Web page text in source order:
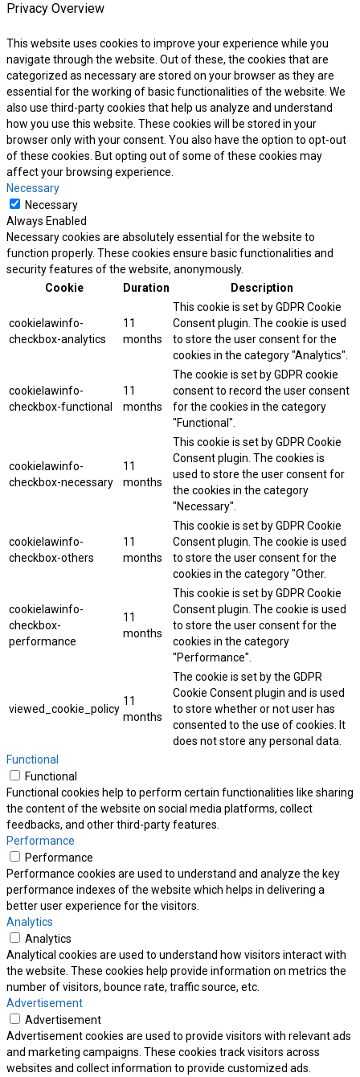
Privacy Overview
This website uses cookies to improve your experience while you
navigate through the website. Out of these, the cookies that are
categorized as necessary are stored on your browser as they are
essential for the working of basic functionalities of the website. We
also use third-party cookies that help us analyze and understand
how you use this website. These cookies will be stored in your
browser only with your consent. You also have the option to opt-out
of these cookies. But opting out of some of these cookies may
affect your browsing experience.
Necessary
Necessary
Always Enabled
Necessary cookies are absolutely essential for the website to
function properly. These cookies ensure basic functionalities and
security features of the website, anonymously.
Cookie
Duration Description
cookielawinfo-
checkbox-analytics
11
months
This cookie is set by GDPR Cookie
Consent plugin. The cookie is used
to store the user consent for the
cookies in the category "Analytics".
cookielawinfo-
checkbox-functional
11
months
The cookie is set by GDPR cookie
consent to record the user consent
for the cookies in the category
"Functional".
cookielawinfo-
checkbox-necessary
11
months
This cookie is set by GDPR Cookie
Consent plugin. The cookies is
used to store the user consent for
the cookies in the category
"Necessary".
cookielawinfo-
checkbox-others
11
months
This cookie is set by GDPR Cookie
Consent plugin. The cookie is used
to store the user consent for the
cookies in the category "Other.
cookielawinfo-
checkbox-
performance
11
months
This cookie is set by GDPR Cookie
Consent plugin. The cookie is used
to store the user consent for the
cookies in the category
"Performance".
viewed_cookie_policy
11
months
The cookie is set by the GDPR
Cookie Consent plugin and is used
to store whether or not user has
consented to the use of cookies. It
does not store any personal data.
Functional
Functional
Functional cookies help to perform certain functionalities like sharing
the content of the website on social media platforms, collect
feedbacks, and other third-party features.
Performance
Performance
Performance cookies are used to understand and analyze the key
performance indexes of the website which helps in delivering a
better user experience for the visitors.
Analytics
Analytics
Analytical cookies are used to understand how visitors interact with
the website. These cookies help provide information on metrics the
number of visitors, bounce rate, traffic source, etc.
Advertisement
Advertisement
Advertisement cookies are used to provide visitors with relevant ads
and marketing campaigns. These cookies track visitors across
websites and collect information to provide customized ads.